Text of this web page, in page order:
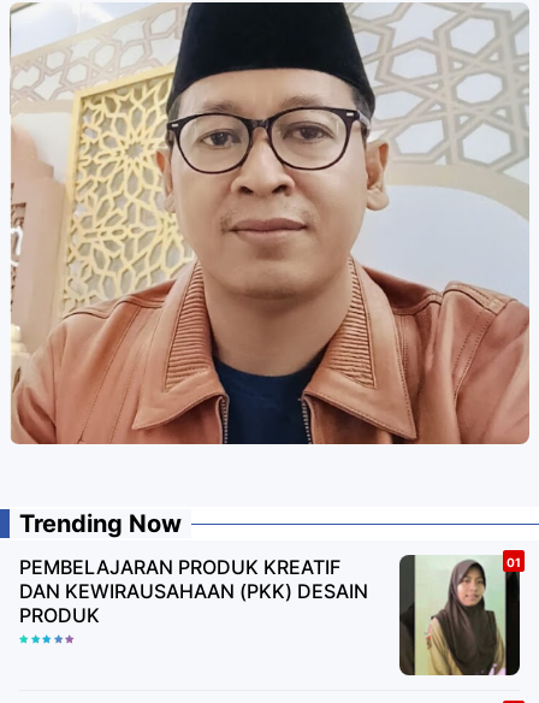
Trending Now
PEMBELAJARAN PRODUK KREATIF
DAN KEWIRAUSAHAAN (PKK) DESAIN
PRODUK